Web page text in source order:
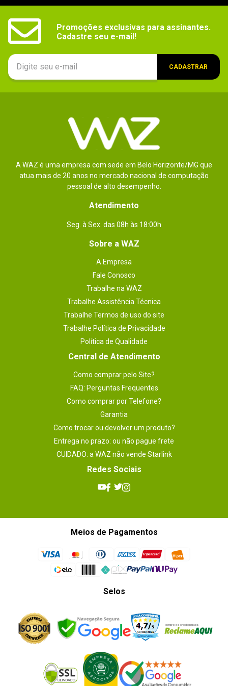
Promoções exclusivas para assinantes.
Cadastre seu e-mail!
CADASTRAR
A WAZ é uma empresa com sede em Belo Horizonte/MG que
atua mais de 20 anos no mercado nacional de computação
pessoal de alto desempenho.
Atendimento
Seg. à Sex. das 08h às 18:00h
Sobre a WAZ
A Empresa
Fale Conosco
Trabalhe na WAZ
Trabalhe Assistência Técnica
Trabalhe Termos de uso do site
Trabalhe Política de Privacidade
Política de Qualidade
Central de Atendimento
Como comprar pelo Site?
FAQ: Perguntas Frequentes
Como comprar por Telefone?
Garantia
Como trocar ou devolver um produto?
Entrega no prazo: ou não pague frete
CUIDADO: a WAZ não vende Starlink
Redes Sociais
Meios de Pagamentos
Selos